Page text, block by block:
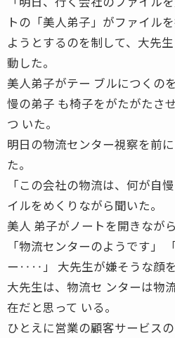
トの「美人弟子」がファイル
ようとするのを制して、大先
動した。
美人弟子がテー ブルにつくの
慢の弟子 も椅子をがたがたさ
つ いた。
明日の物流センター視察を前
た。
「この会社の物流は、何が自
イルをめくりながら聞いた。
美人 弟子がノートを開きなが
「物流センターのようです」
ー‥‥」 大先生が嫌そうな顔を
大先生は、物流セ ンターは物
在だと思って いる。
ひとえに営業の顧客サービス